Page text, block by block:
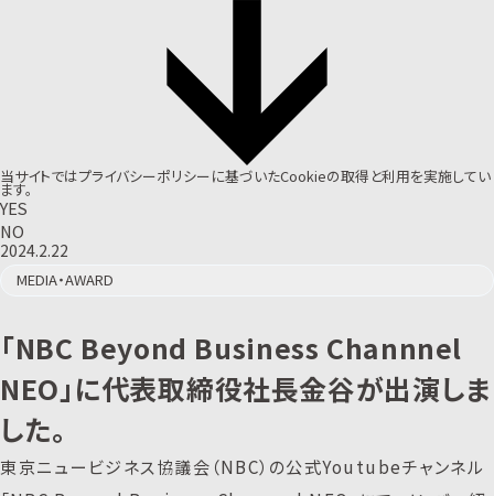
当サイトではプライバシーポリシーに基づいたCookieの取得と利用を実施してい
ます。
YES
NO
2024.2.22
MEDIA・AWARD
「NBC Beyond Business Channnel
NEO」に代表取締役社長金谷が出演しま
した。
東京ニュービジネス協議会（NBC）の公式Youtubeチャンネル